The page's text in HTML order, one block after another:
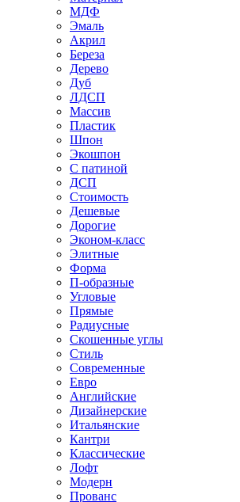
МДФ
Эмаль
Акрил
Береза
Дерево
Дуб
ЛДСП
Массив
Пластик
Шпон
Экошпон
С патиной
ДСП
Стоимость
Дешевые
Дорогие
Эконом-класс
Элитные
Форма
П-образные
Угловые
Прямые
Радиусные
Скошенные углы
Стиль
Современные
Евро
Английские
Дизайнерские
Итальянские
Кантри
Классические
Лофт
Модерн
Прованс